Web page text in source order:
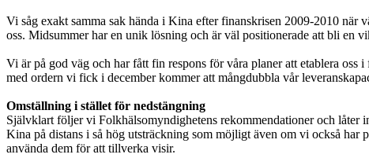
Vi såg exakt samma sak hända i Kina efter finanskrisen 2009-2010
oss. Midsummer har en unik lösning och är väl positionerade att bli
Vi är på god väg och har fått fin respons för våra planer att etablera
med ordern vi fick i december kommer att mångdubbla vår
Omställning i stället för nedstängning
Självklart följer vi Folkhälsomyndighetens rekommendationer och låter
Kina på distans i så hög utsträckning som möjligt även om vi också
använda dem för att tillverka visir.